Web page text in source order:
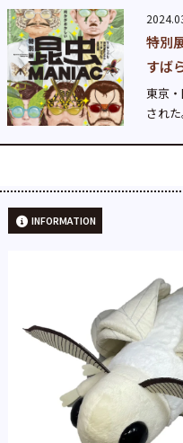
特別
すば
東京
された
INFORMATION